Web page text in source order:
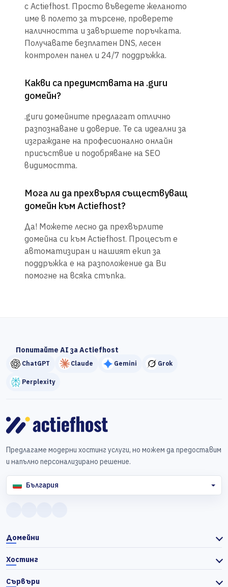
с Actiefhost. Просто въведете желаното
име в полето за търсене, проверете
наличността и завършете поръчката.
Получавате безплатен DNS, лесен
контролен панел и 24/7 поддръжка.
Какви са предимствата на .guru
домейн?
.guru домейните предлагат отлично
разпознаване и доверие. Те са идеални за
изграждане на професионално онлайн
присъствие и подобряване на SEO
видимостта.
Мога ли да прехвърля съществуващ
домейн към Actiefhost?
Да! Можете лесно да прехвърлите
домейна си към Actiefhost. Процесът е
автоматизиран и нашият екип за
поддръжка е на разположение да Ви
помогне на всяка стъпка.
Попитайте AI за Actiefhost
ChatGPT Claude Gemini Grok
Perplexity
Предлагаме модерни хостинг услуги, но можем да предоставим
и напълно персонализирано решение.
България
Домейни
Хостинг
Сървъри